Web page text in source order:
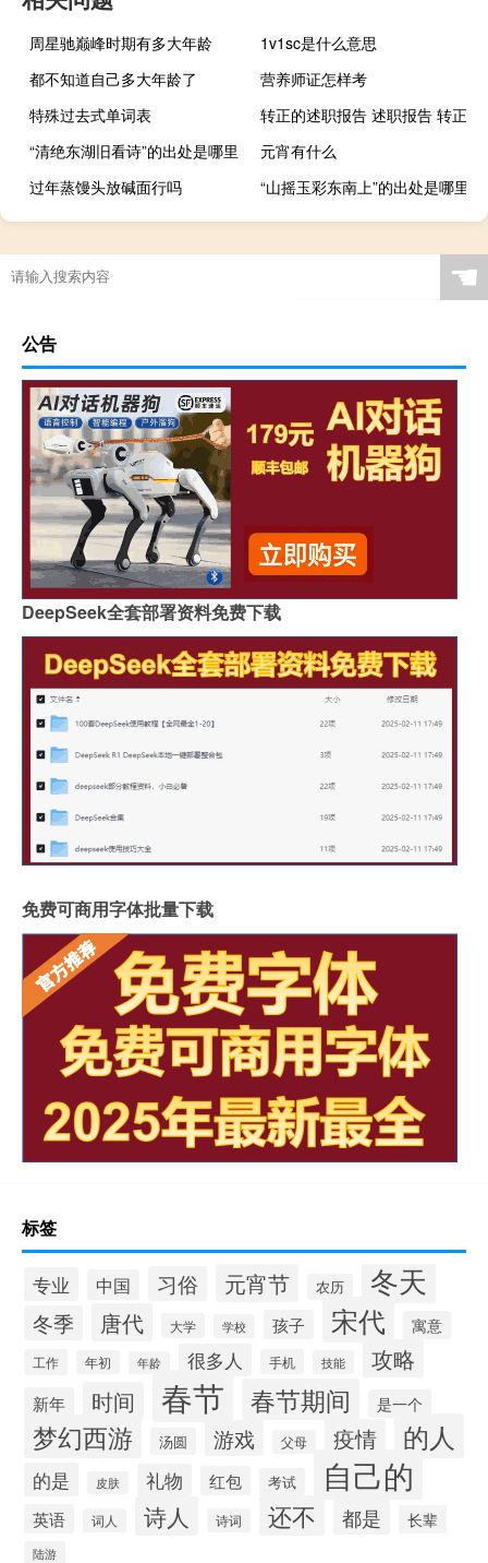
周星驰巅峰时期有多大年龄
1v1sc是什么意思
都不知道自己多大年龄了
营养师证怎样考
特殊过去式单词表
转正的述职报告 述职报告 转正
“清绝东湖旧看诗”的出处是哪里
元宵有什么
过年蒸馒头放碱面行吗
“山摇玉彩东南上”的出处是哪里
☚
公告
DeepSeek全套部署资料免费下载
免费可商用字体批量下载
标签
专业 中国 习俗 元宵节 农历 冬天
冬季 唐代 大学 学校 孩子 宋代 寓意
工作 年初 年龄 很多人 手机 技能 攻略
新年 时间 春节 春节期间 是一个
梦幻西游 汤圆 游戏 父母 疫情 的人
的是 皮肤 礼物 红包 考试 自己的
英语 词人 诗人 诗词 还不 都是 长辈
陆游